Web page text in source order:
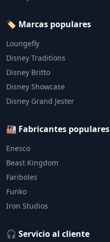
🏷️ Marcas populares
Loungefly
Disney Traditions
Disney Britto
Disney Showcase
Disney Grand Jester
🏭 Fabricantes populares
Enesco
Beast Kingdom
Fariboles
Funko
Iron Studios
🎧 Servicio al cliente